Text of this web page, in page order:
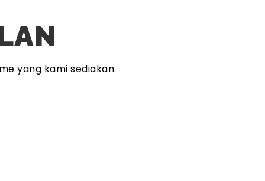
yang kami sediakan.